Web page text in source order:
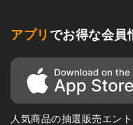
アプリ でお得な会員
人気商品の抽選販売エン